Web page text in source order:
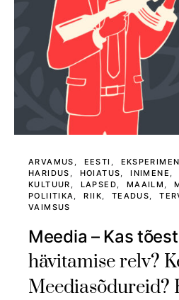
ARVAMUS EESTI
HARIDUS
HOIATUS INIMENE
KULTUUR
LAPSED MAAILM
POLIITIKA
RIIK TEADUS
VAIMSUS
Meedia – Kas
hävitamise relv?
Meediasõdureid?